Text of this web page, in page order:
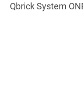
Qbrick System